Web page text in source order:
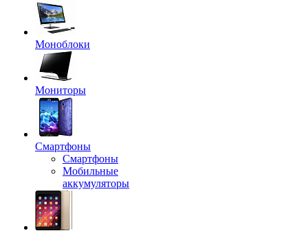
Моноблоки
Мониторы
Смартфоны
Смартфоны
Мобильные
аккумуляторы